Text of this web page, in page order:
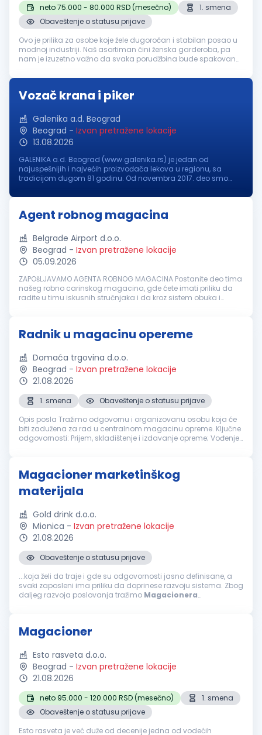
neto 75.000 - 80.000 RSD (mesečno)
1. smena
Obaveštenje o statusu prijave
Ovo je prilika za osobe koje žele dugoročan i stabilan posao u
modnoj industriji. Naš asortiman čini ženska garderoba, pa
nam je izuzetno važno da svaka porudžbina bude spakovana
Operativan r...
Vozač krana i piker
Galenika a.d. Beograd
Beograd - Izvan pretražene lokacije
13.08.2026
GALENIKA a.d. Beograd (www.galenika.rs) je jedan od
najuspešnijih i najvećih proizvođača lekova u regionu, sa
tradicijom dugom 81 godinu. Od novembra 2017. deo smo
najvećih farmaceutskih korporacij...
Agent robnog magacina
Belgrade Airport d.o.o.
Beograd - Izvan pretražene lokacije
05.09.2026
ZAPOšLJAVAMO AGENTA ROBNOG MAGACINA Postanite deo tima
našeg robno carinskog magacina, gde ćete imati priliku da
radite u timu iskusnih stručnjaka i da kroz sistem obuka i
Radnik u magacinu opereme
Domaća trgovina d.o.o.
Beograd - Izvan pretražene lokacije
21.08.2026
1. smena
Obaveštenje o statusu prijave
Opis posla Tražimo odgovornu i organizovanu osobu koja će
biti zadužena za rad u centralnom magacinu opreme. Ključne
odgovornosti: Prijem, skladištenje i izdavanje opreme; Vođenje
Magacioner marketinškog
materijala
Gold drink d.o.o.
Mionica - Izvan pretražene lokacije
21.08.2026
Obaveštenje o statusu prijave
...koja želi da traje i gde su odgovornosti jasno definisane, a
svaki zaposleni ima priliku da doprinese razvoju sistema. Zbog
daljeg razvoja poslovanja tražimo Magacionera
Magacioner
Esto rasveta d.o.o.
Beograd - Izvan pretražene lokacije
21.08.2026
neto 95.000 - 120.000 RSD (mesečno)
1. smena
Obaveštenje o statusu prijave
Esto rasveta je već duže od decenije jedna od vodećih